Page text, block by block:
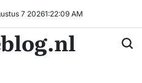
7 20261:22:10 AM